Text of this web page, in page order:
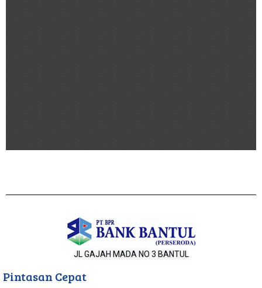
JL GAJAH MADA NO 3 BANTUL
Pintasan Cepat